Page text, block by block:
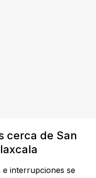
cerca de San
interrupciones se